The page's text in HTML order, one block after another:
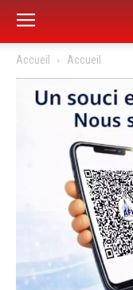
Accueil Accueil